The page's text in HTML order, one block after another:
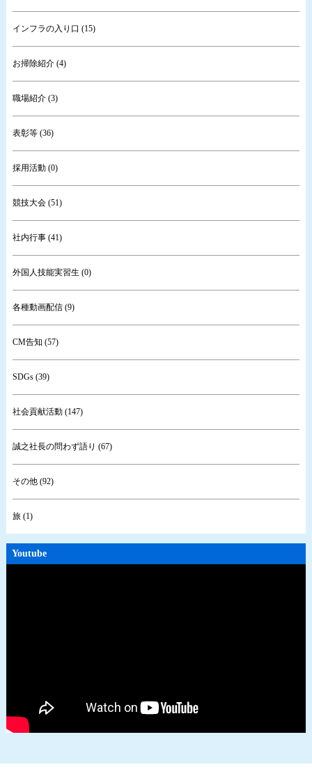
インフラの入り口 (15)
お掃除紹介 (4)
職場紹介 (3)
表彰等 (36)
採用活動 (0)
競技大会 (51)
社内行事 (41)
外国人技能実習生 (0)
各種動画配信 (9)
CM告知 (57)
SDGs (39)
社会貢献活動 (147)
誠之社長の問わず語り (67)
その他 (92)
旅 (1)
Youtube